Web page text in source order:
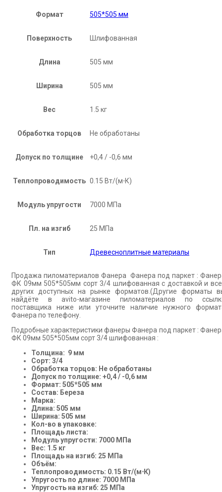
Формат 505*505 мм
Поверхность Шлифованная
Длина 505 мм
Ширина 505 мм
Вес 1.5 кг
Обработка торцов Не обработаны
Допуск по толщине +0,4 / -0,6 мм
Теплопроводимость 0.15 Вт/(м⋅К)
Модуль упругости 7000 МПа
Пл. на изгиб 25 МПа
Тип Древесноплитные материалы
Продажа пиломатериалов Фанера Фанера под паркет :
ФК 09мм 505*505мм сорт 3/4 шлифованная с доставкой и
других доступных на рынке форматов.(Другие форматы
найдёте в avito-магазине пиломатериалов по
поставщика ниже или уточните наличие нужного
Фанера по телефону.
Подробные характеристики фанеры Фанера под паркет :
ФК 09мм 505*505мм сорт 3/4 шлифованная :
Толщина: 9 мм
Сорт: 3/4
Обработка торцов: Не обработаны
Допуск по толщине: +0,4 / -0,6 мм
Формат: 505*505 мм
Состав: Береза
Марка:
Длина: 505 мм
Ширина: 505 мм
Кол-во в упаковке:
Площадь листа:
Модуль упругости: 7000 МПа
Вес: 1.5 кг
Площадь на изгиб: 25 МПа
Объём:
Теплопроводимость: 0.15 Вт/(м⋅К)
Упругость по длине: 7000 МПа
Упругость на изгиб: 25 МПа